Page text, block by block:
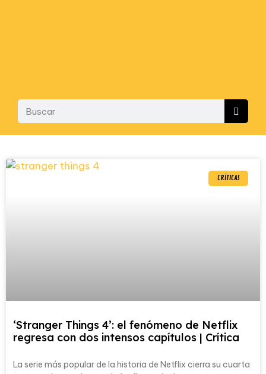
CRÍTICAS
‘Stranger Things 4’: el fenómeno de Netflix
regresa con dos intensos capítulos | Crítica
La serie más popular de la historia de Netflix cierra su cuarta